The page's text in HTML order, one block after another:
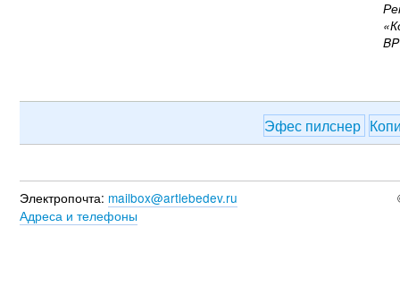
Эфес пилснер
Электропочта: mailbox@artlebedev.ru
Адреса и телефоны